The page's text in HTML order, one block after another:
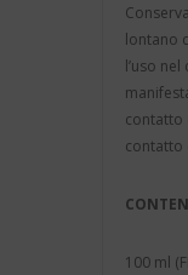
lontano
l’uso
contatto
contatto
100 ml